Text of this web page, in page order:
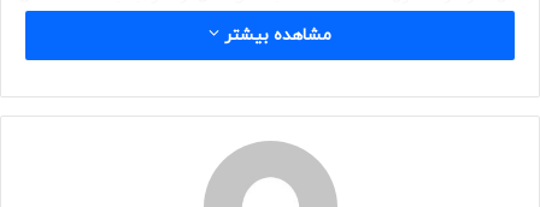
را نشان می دهد.
Downstream sever
Upstream Server
مشاهده بیشتر